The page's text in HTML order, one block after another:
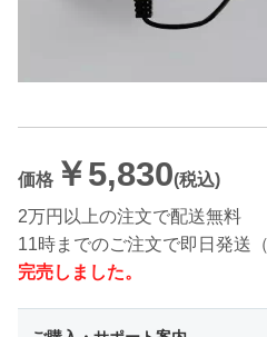
価格 ￥5,830(税込)
2万円以上の注文で配送無料
11時までのご注文で即日発送
完売しました。